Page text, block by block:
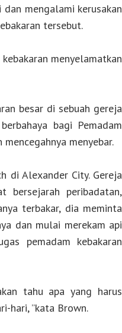
mengalami kerusakan
tersebut.
menyelamatkan
besar di sebuah gereja
bagi Pemadam
menyebar.
di Alexander City. Gereja
peribadatan,
terbakar, dia meminta
dan mulai merekam api
pemadam kebakaran
tahu apa yang harus
hari, ”kata Brown.